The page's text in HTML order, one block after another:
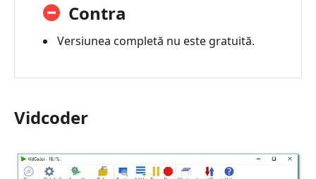
Contra
Versiunea completă nu este gratuită.
Vidcoder